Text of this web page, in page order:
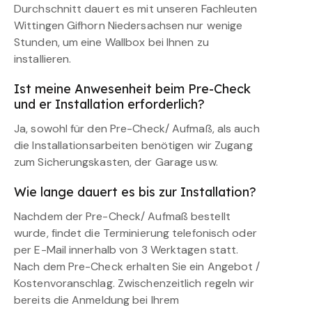
Durchschnitt dauert es mit unseren Fachleuten
Wittingen Gifhorn Niedersachsen nur wenige
Stunden, um eine Wallbox bei Ihnen zu
installieren.
Ist meine Anwesenheit beim Pre-Check
und er Installation erforderlich?
Ja, sowohl für den Pre-Check/ Aufmaß, als auch
die Installationsarbeiten benötigen wir Zugang
zum Sicherungskasten, der Garage usw.
Wie lange dauert es bis zur Installation?
Nachdem der Pre-Check/ Aufmaß bestellt
wurde, findet die Terminierung telefonisch oder
per E-Mail innerhalb von 3 Werktagen statt.
Nach dem Pre-Check erhalten Sie ein Angebot /
Kostenvoranschlag. Zwischenzeitlich regeln wir
bereits die Anmeldung bei Ihrem